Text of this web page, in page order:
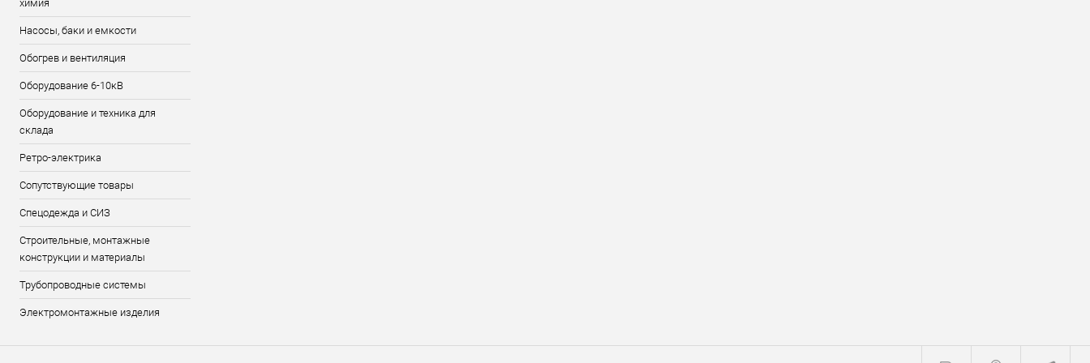
химия
Насосы, баки и емкости
Обогрев и вентиляция
Оборудование 6-10кВ
Оборудование и техника для
склада
Ретро-электрика
Сопутствующие товары
Спецодежда и СИЗ
Строительные, монтажные
конструкции и материалы
Трубопроводные системы
Электромонтажные изделия